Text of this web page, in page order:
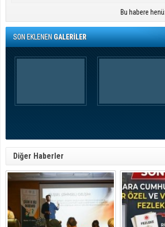
Bu habere
SON EKLENENGALERİLER
Diğer Haberler